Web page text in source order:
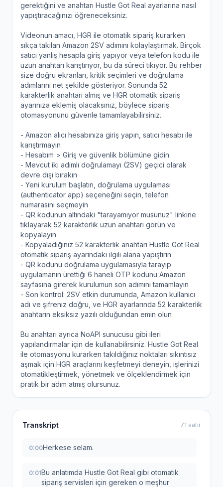
gerektiğini ve anahtarı Hustle Got Real ayarlarına nasıl
yapıştıracağınızı öğreneceksiniz.
Videonun amacı, HGR ile otomatik sipariş kurarken
sıkça takılan Amazon 2SV adımını kolaylaştırmak. Birçok
satıcı yanlış hesapla giriş yapıyor veya telefon kodu ile
uzun anahtarı karıştırıyor, bu da süreci tıkıyor. Bu rehber
size doğru ekranları, kritik seçimleri ve doğrulama
adımlarını net şekilde gösteriyor. Sonunda 52
karakterlik anahtarı almış ve HGR otomatik sipariş
ayarınıza eklemiş olacaksınız, böylece sipariş
otomasyonunu güvenle tamamlayabilirsiniz.
- Amazon alıcı hesabınıza giriş yapın, satıcı hesabı ile
karıştırmayın
- Hesabım > Giriş ve güvenlik bölümüne gidin
- Mevcut iki adımlı doğrulamayı (2SV) geçici olarak
devre dışı bırakın
- Yeni kurulum başlatın, doğrulama uygulaması
(authenticator app) seçeneğini seçin, telefon
numarasını seçmeyin
- QR kodunun altındaki "tarayamıyor musunuz" linkine
tıklayarak 52 karakterlik uzun anahtarı görün ve
kopyalayın
- Kopyaladığınız 52 karakterlik anahtarı Hustle Got Real
otomatik sipariş ayarındaki ilgili alana yapıştırın
- QR kodunu doğrulama uygulamasıyla tarayıp
uygulamanın ürettiği 6 haneli OTP kodunu Amazon
sayfasına girerek kurulumun son adımını tamamlayın
- Son kontrol: 2SV etkin durumunda, Amazon kullanıcı
adı ve şifreniz doğru, ve HGR ayarlarında 52 karakterlik
anahtarın eksiksiz yazılı olduğundan emin olun
Bu anahtarı ayrıca NoAPI sunucusu gibi ileri
yapılandırmalar için de kullanabilirsiniz. Hustle Got Real
ile otomasyonu kurarken takıldığınız noktaları sıkıntısız
aşmak için HGR araçlarını keşfetmeyi deneyin, işlerinizi
otomatikleştirmek, yönetmek ve ölçeklendirmek için
pratik bir adım atmış olursunuz.
Transkript 71 satır
0:00Herkese selam.
0:01Bu anlatımda Hustle Got Real gibi otomatik
sipariş servisleri için gereken o meşhur